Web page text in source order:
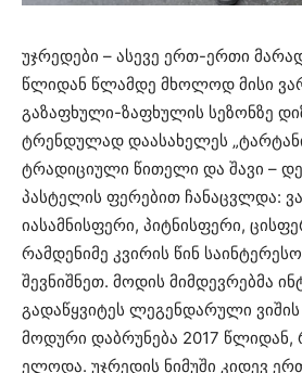
უჯრედები – ასევე ერთ-ერთი
წლიდან წლამდე მხოლოდ მისი
გაზაფხული-ზაფხულის სეზონზე
ტრენდულად დაასახელეს
ტრადიციული წითელი და შავი –
პასტელის ფერებით ჩანაცვლდა:
იასამნისფერი, პიტნისფერი,
რამდენიმე კვირის წინ
შევნიშნეთ. მოდის მიმდევრებმა
გადაწყვიტეს ლეგენდარული
მოდური დაბრუნება 2017 წლიდან,
ელოდა. უჯრედის ნიმუში კიდევ